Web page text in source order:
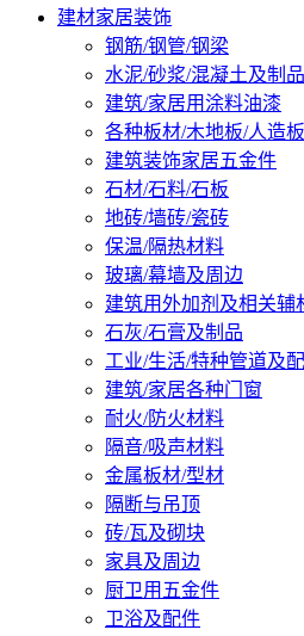
建材家居装饰
钢筋/钢管/钢梁
水泥/砂浆/混凝土及制品
建筑/家居用涂料油漆
各种板材/木地板/人造板
建筑装饰家居五金件
石材/石料/石板
地砖/墙砖/瓷砖
保温/隔热材料
玻璃/幕墙及周边
建筑用外加剂及相关辅
石灰/石膏及制品
工业/生活/特种管道及
建筑/家居各种门窗
耐火/防火材料
隔音/吸声材料
金属板材/型材
隔断与吊顶
砖/瓦及砌块
家具及周边
厨卫用五金件
卫浴及配件